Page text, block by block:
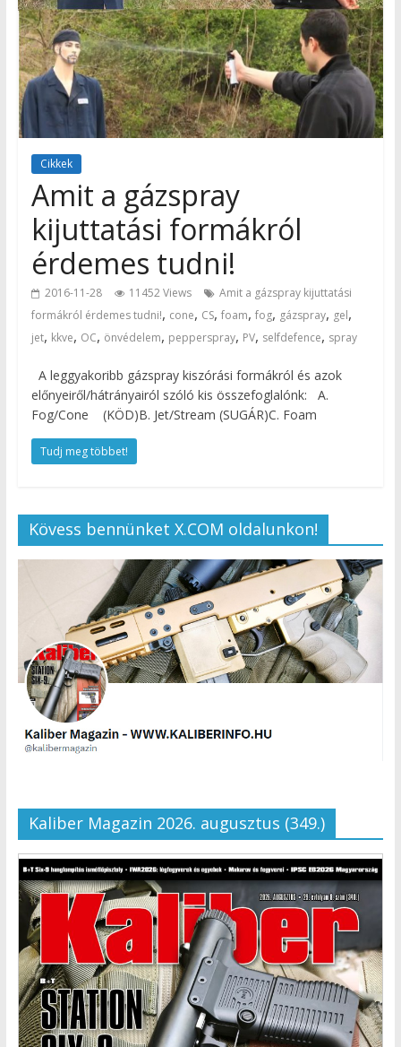
Cikkek
Amit a gázspray
kijuttatási formákról
érdemes tudni!
2016-11-28 11452 Views
Amit a gázspray kijuttatási
formákról érdemes tudni!, cone, CS, foam, fog, gázspray, gel,
jet, kkve, OC, önvédelem, pepperspray, PV, selfdefence, spray
A leggyakoribb gázspray kiszórási formákról és azok
előnyeiről/hátrányairól szóló kis összefoglalónk: A.
Fog/Cone (KÖD)B. Jet/Stream (SUGÁR)C. Foam
Tudj meg többet!
Kövess bennünket X.COM oldalunkon!
Kaliber Magazin 2026. augusztus (349.)